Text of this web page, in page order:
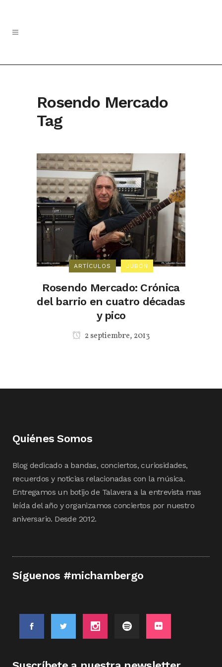
Rosendo Mercado
Tag
ARTÍCULOS JUBÓN
Rosendo Mercado: Crónica
del barrio en cuatro décadas
y pico
2 septiembre, 2013
Quiénes Somos
Blog dedicado a bandas, conciertos, curiosidades,
recuerdos y noticias relacionadas con la música.
Entregamos un botijo de Talavera a la entrevista mas
leída del año y organizamos conciertos por nuestro
aniversario. Desde 2012.
Síguenos #michambergo